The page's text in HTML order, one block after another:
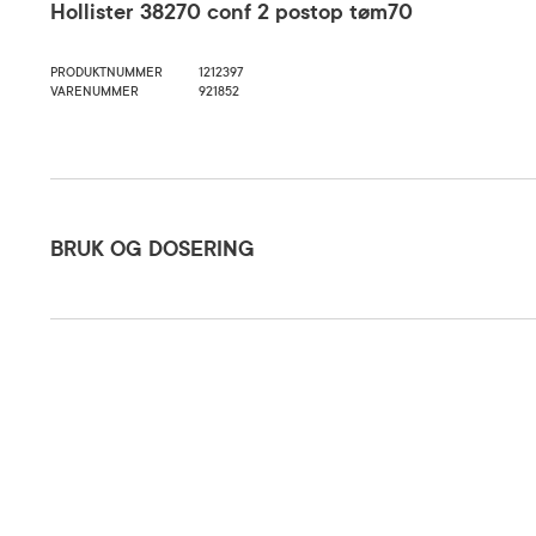
Hollister 38270 conf 2 postop tøm70
PRODUKTNUMMER
1212397
VARENUMMER
921852
BRUK OG DOSERING